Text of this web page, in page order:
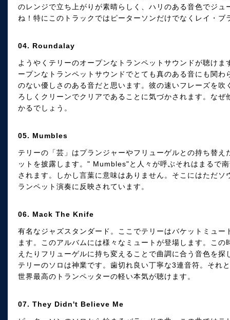
のレンジで立ち上がりが素晴らしく、ハリのある音色でジ
ね！特にこのトラックではピーターソンだけでなくレイ・
04. Roundalay
ようやくテリーのオープンなトランペットサウンドが聴け
ープンなトランペットサウンドでとても真のある音にも関
のない優しさのある音だと思います。彼の速いフレーズを
ろしくクリーンでクリアであることに気づかされます。な
かるでしょう。
05. Mumbles
テリーの「芸」はプランジャーやフリューゲルとの持ち替
ットを披露します。" Mumbles"と人々が呼ぶそれはまるで
されます。しかし言葉に意味はありません。そこにはただ
ランペット演奏に反映されています。
06. Mack The Knife
有名なジャズスタンダード。ここでテリーはバケットミュ
ます。このアルバムには様々なミュートが登場します。こ
えたりフリューゲルに持ち変えることで曲調に合う音色を
テリーのソロは神業です。歯切れ良い丁寧な3連音符。それ
世界最高のトランペッターの軽い本気が聴けます。
07. They Didn't Believe Me